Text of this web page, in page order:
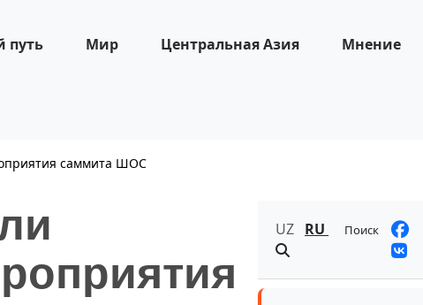
путь Мир Центральная Азия Мнение
саммита ШОС
UZ RU Поиск